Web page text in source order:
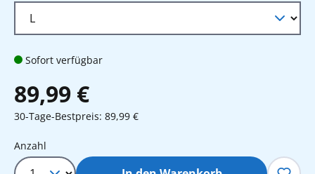
Sofort verfügbar
89,99 €
30-Tage-Bestpreis: 89,99 €
Produkt Anzahl: Gib den
Anzahl